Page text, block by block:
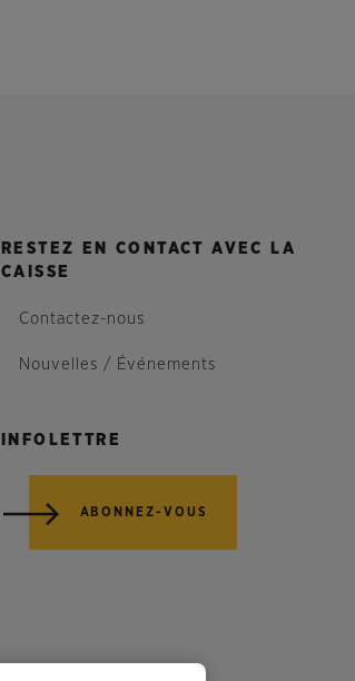
RESTEZ EN CONTACT AVEC LA
CAISSE
Contactez-nous
Nouvelles / Événements
INFOLETTRE
ABONNEZ-VOUS